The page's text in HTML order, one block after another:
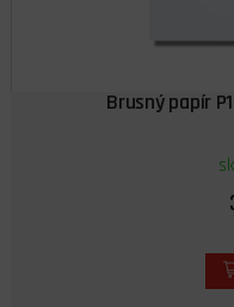
Brusný papír